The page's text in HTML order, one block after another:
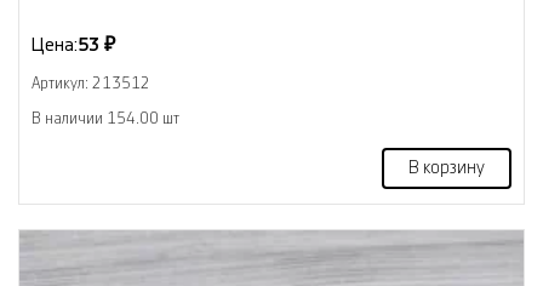
Цена:53 ₽
Артикул: 213512
В наличии 154.00 шт
В корзину